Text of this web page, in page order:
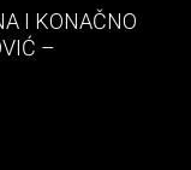
I KONAČNO
–